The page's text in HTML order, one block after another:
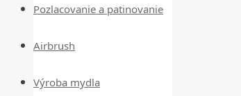
Pozlacovanie a patinovanie
Airbrush
Výroba mydla